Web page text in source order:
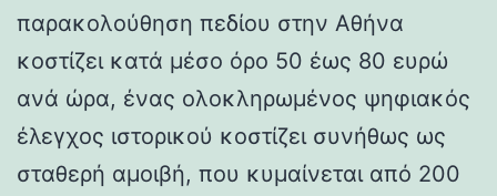
παρακολούθηση πεδίου στην Αθήνα
κοστίζει κατά μέσο όρο 50 έως 80 ευρώ
ανά ώρα, ένας ολοκληρωμένος ψηφιακός
έλεγχος ιστορικού κοστίζει συνήθως ως
σταθερή αμοιβή, που κυμαίνεται από 200